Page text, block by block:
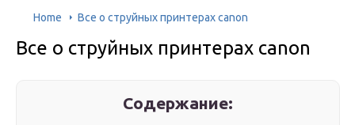
Home Все о струйных принтерах canon
Все о струйных принтерах canon
Содержание: